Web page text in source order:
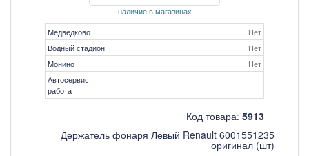
наличие в магазинах
Медведково
Нет
Водный стадион
Нет
Монино
Нет
Автосервис
работа
Код товара: 5913
Держатель фонаря Левый Renault 6001551235
оригинал (шт)